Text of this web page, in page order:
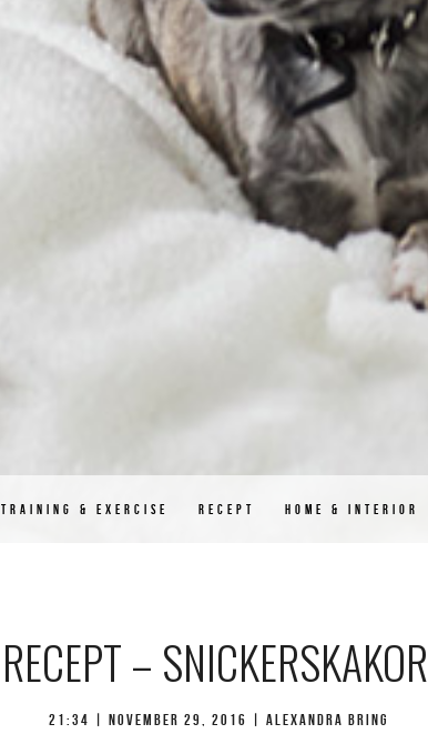
TRAINING & EXERCISE RECEPT HOME & INTERIOR
RECEPT – SNICKERSKAKOR
21:34 | november 29, 2016 | Alexandra Bring